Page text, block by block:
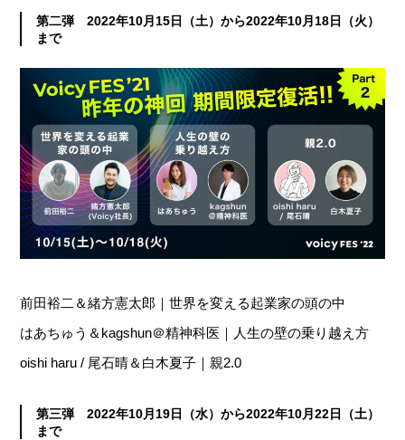
第二弾 2022年10月15日（土）から2022年10月18日（火）
まで
前田裕二＆緒方憲太郎｜世界を変える起業家の頭の中
はあちゅう＆kagshun＠精神科医｜人生の壁の乗り越え方
oishi haru / 尾石晴＆白木夏子｜親2.0
第三弾 2022年10月19日（水）から2022年10月22日（土）
まで